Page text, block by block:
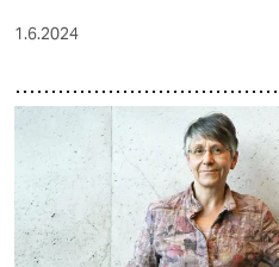
1.6.2024